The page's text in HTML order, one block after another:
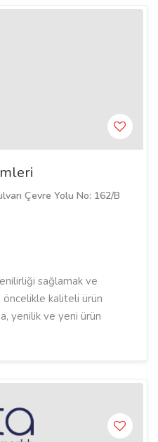
Çevre Yolu No: 162/B
sağlamak ve
öncelikle kaliteli ürün
yenilik ve yeni ürün